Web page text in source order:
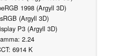
1998 (Argyll 3D)
(Argyll 3D)
P3 (Argyll 3D)
2.24
6914 K